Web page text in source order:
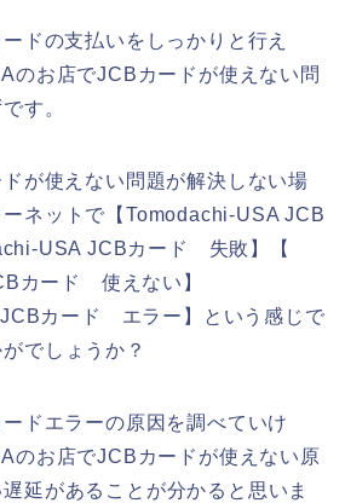
ドの支払いをしっかりと行え
のお店でJCBカードが使えない問
す。
が使えない問題が解決しない場
ネットで【Tomodachi-USA JCB
USA JCBカード 失敗】【
カード 使えない】
JCBカード エラー】という感じで
でしょうか？
ドエラーの原因を調べていけ
のお店でJCBカードが使えない原
延があることが分かると思いま